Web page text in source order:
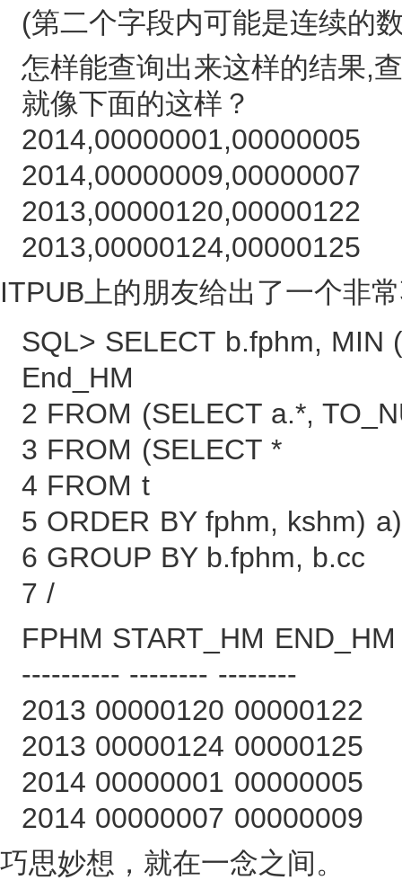
(第二个字段内可能是连续的
怎样能查询出来这样的结果,
就像下面的这样？
2014,00000001,00000005
2014,00000009,00000007
2013,00000120,00000122
2013,00000124,00000125
ITPUB上的朋友给出了一个非
SQL> SELECT b.fphm, MIN
End_HM
2 FROM (SELECT a.*,
3 FROM (SELECT *
4 FROM t
5 ORDER BY fphm, kshm)
6 GROUP BY b.fphm, b.cc
7 /
FPHM START_HM END_HM
---------- -------- --------
2013 00000120 00000122
2013 00000124 00000125
2014 00000001 00000005
2014 00000007 00000009
巧思妙想，就在一念之间。